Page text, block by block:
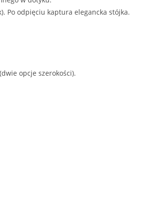
Po odpięciu kaptura elegancka stójka.
opcje szerokości).